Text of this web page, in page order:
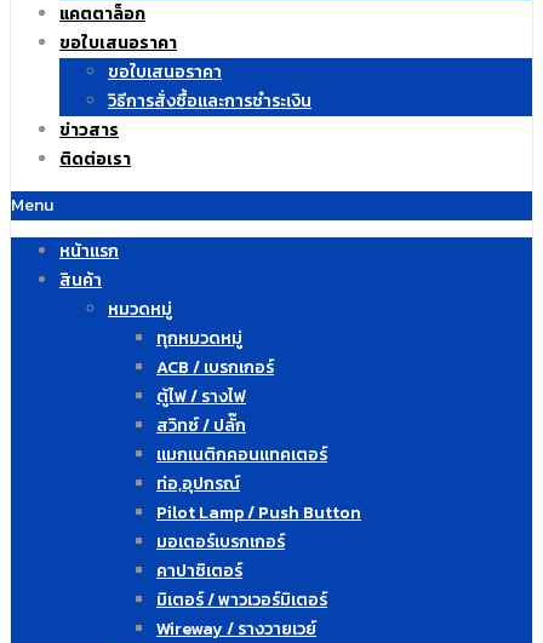
แคตตาล็อก
ขอใบเสนอราคา
ขอใบเสนอราคา
วิธีการสั่งซื้อและการชำระเงิน
ข่าวสาร
ติดต่อเรา
Menu
หน้าแรก
สินค้า
หมวดหมู่
ทุกหมวดหมู่
ACB / เบรกเกอร์
ตู้ไฟ / รางไฟ
สวิทซ์ / ปลั๊ก
แมกเนติกคอนแทคเตอร์
ท่อ,อุปกรณ์
Pilot Lamp / Push Button
มอเตอร์เบรกเกอร์
คาปาซิเตอร์
มิเตอร์ / พาวเวอร์มิเตอร์
Wireway / รางวายเวย์